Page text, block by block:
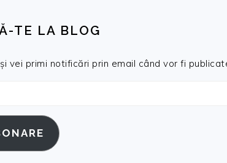
TE LA BLOG
vei primi notificări prin email când vor fi